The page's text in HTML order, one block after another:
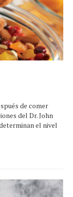
de comer
del Dr. John
el nivel